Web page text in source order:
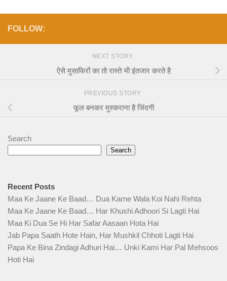
FOLLOW:
NEXT STORY
ऐसे मुसाफिरों का तो रास्ते भी इंतजार करते है
PREVIOUS STORY
फूल बनकर मुस्कराना है जिंदगी
Search
Search
Recent Posts
Maa Ke Jaane Ke Baad… Dua Karne Wala Koi Nahi Rehta
Maa Ke Jaane Ke Baad… Har Khushi Adhoori Si Lagti Hai
Maa Ki Dua Se Hi Har Safar Aasaan Hota Hai
Jab Papa Saath Hote Hain, Har Mushkil Chhoti Lagti Hai
Papa Ke Bina Zindagi Adhuri Hai… Unki Kami Har Pal Mehsoos
Hoti Hai